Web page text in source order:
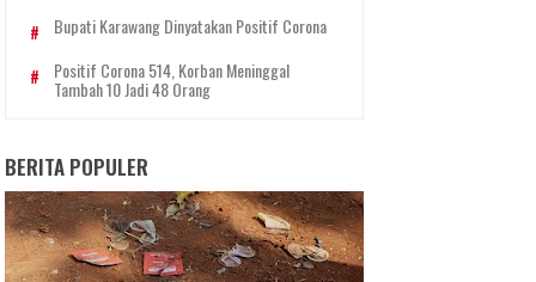
Bupati Karawang Dinyatakan Positif Corona
Positif Corona 514, Korban Meninggal
Tambah 10 Jadi 48 Orang
BERITA POPULER